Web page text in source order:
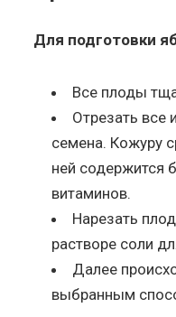
Для подготовки
Все плоды
Отрезать все
семена. Кожуру
ней содержится
витаминов.
Нарезать
растворе соли
Далее
выбранным